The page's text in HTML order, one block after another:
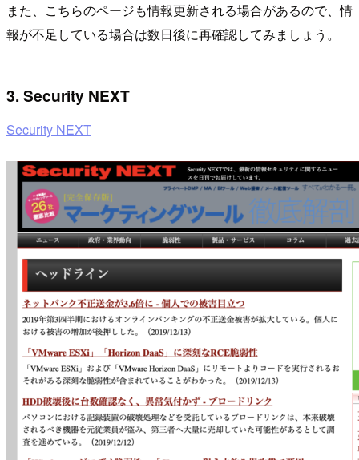
また、こちらのページも情報更新される場合があるので、情
報が不足している場合は数日後に再確認してみましょう。
3. Security NEXT
Security NEXT